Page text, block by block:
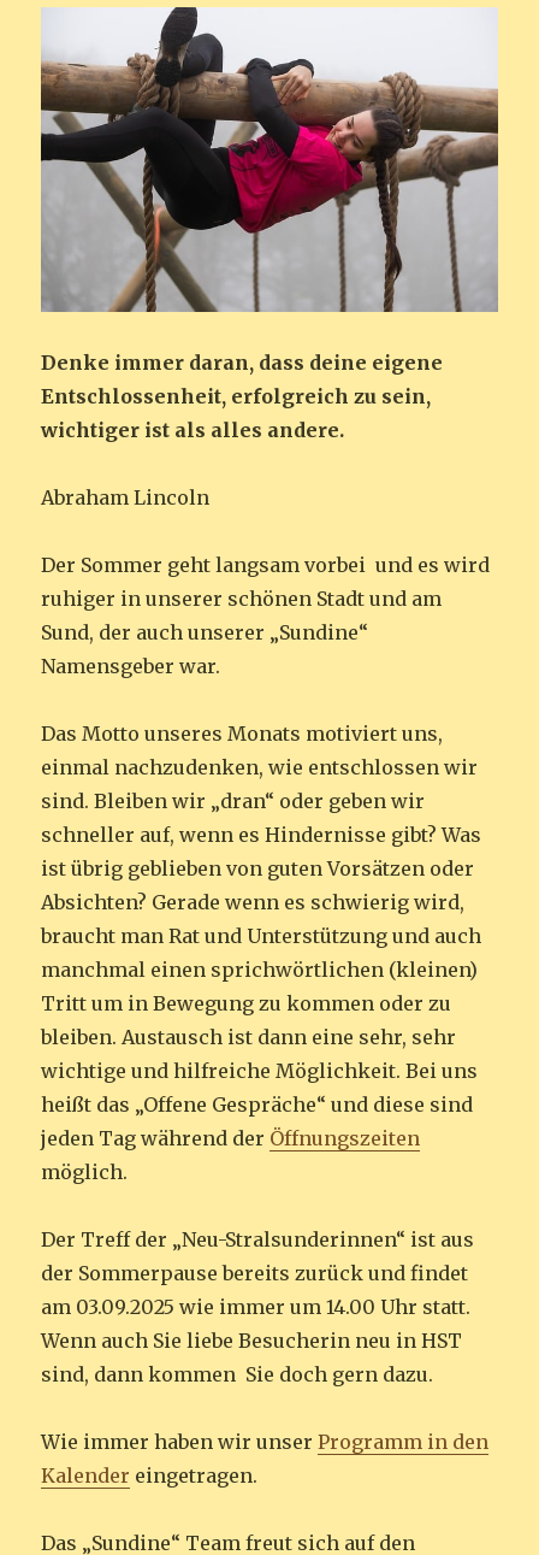
Denke immer daran, dass deine eigene
Entschlossenheit, erfolgreich zu sein,
wichtiger ist als alles andere.
Abraham Lincoln
Der Sommer geht langsam vorbei und es wird
ruhiger in unserer schönen Stadt und am
Sund, der auch unserer „Sundine“
Namensgeber war.
Das Motto unseres Monats motiviert uns,
einmal nachzudenken, wie entschlossen wir
sind. Bleiben wir „dran“ oder geben wir
schneller auf, wenn es Hindernisse gibt? Was
ist übrig geblieben von guten Vorsätzen oder
Absichten? Gerade wenn es schwierig wird,
braucht man Rat und Unterstützung und auch
manchmal einen sprichwörtlichen (kleinen)
Tritt um in Bewegung zu kommen oder zu
bleiben. Austausch ist dann eine sehr, sehr
wichtige und hilfreiche Möglichkeit. Bei uns
heißt das „Offene Gespräche“ und diese sind
jeden Tag während der Öffnungszeiten
möglich.
Der Treff der „Neu-Stralsunderinnen“ ist aus
der Sommerpause bereits zurück und findet
am 03.09.2025 wie immer um 14.00 Uhr statt.
Wenn auch Sie liebe Besucherin neu in HST
sind, dann kommen Sie doch gern dazu.
Wie immer haben wir unserProgramm in den
Kalender eingetragen.
Das „Sundine“ Team freut sich auf den